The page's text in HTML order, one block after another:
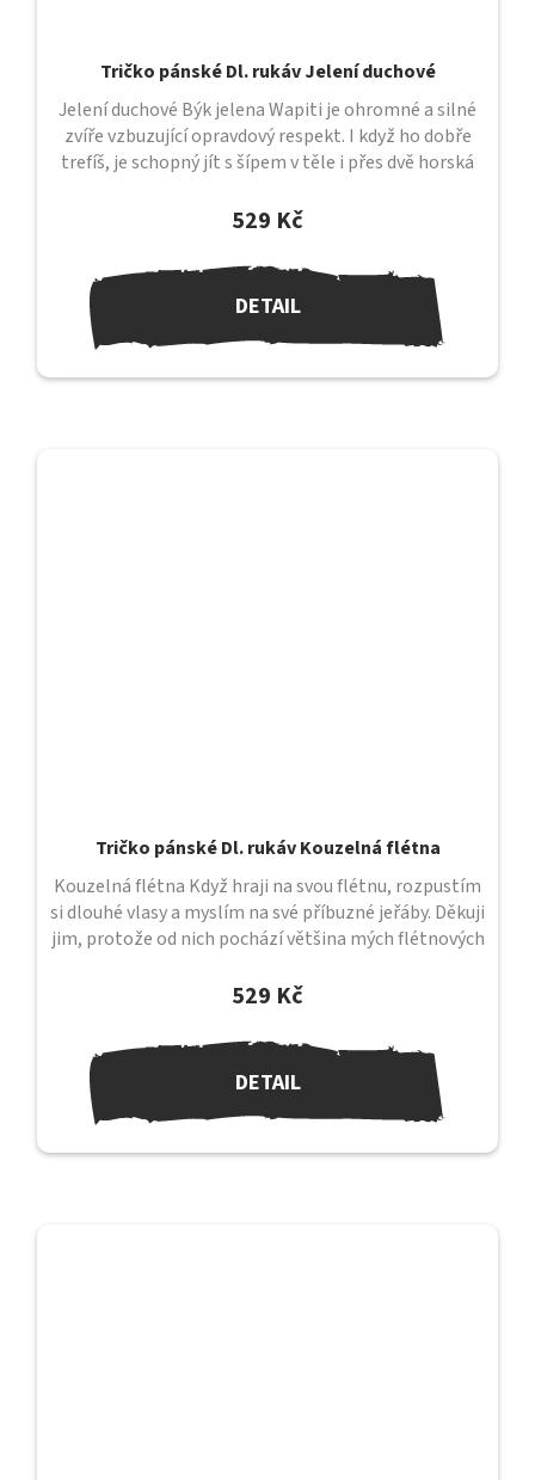
Tričko pánské Dl. rukáv Jelení duchové
529 Kč
DETAIL
Jelení duchové Býk jelena Wapiti je ohromné a silné
zvíře vzbuzující opravdový respekt. I když ho dobře
trefíš, je schopný jít s šípem v těle i přes dvě horská
Tričko pánské Dl. rukáv Kouzelná flétna
529 Kč
DETAIL
Kouzelná flétna Když hraji na svou flétnu, rozpustím
si dlouhé vlasy a myslím na své příbuzné jeřáby. Děkuji
jim, protože od nich pochází většina mých flétnových